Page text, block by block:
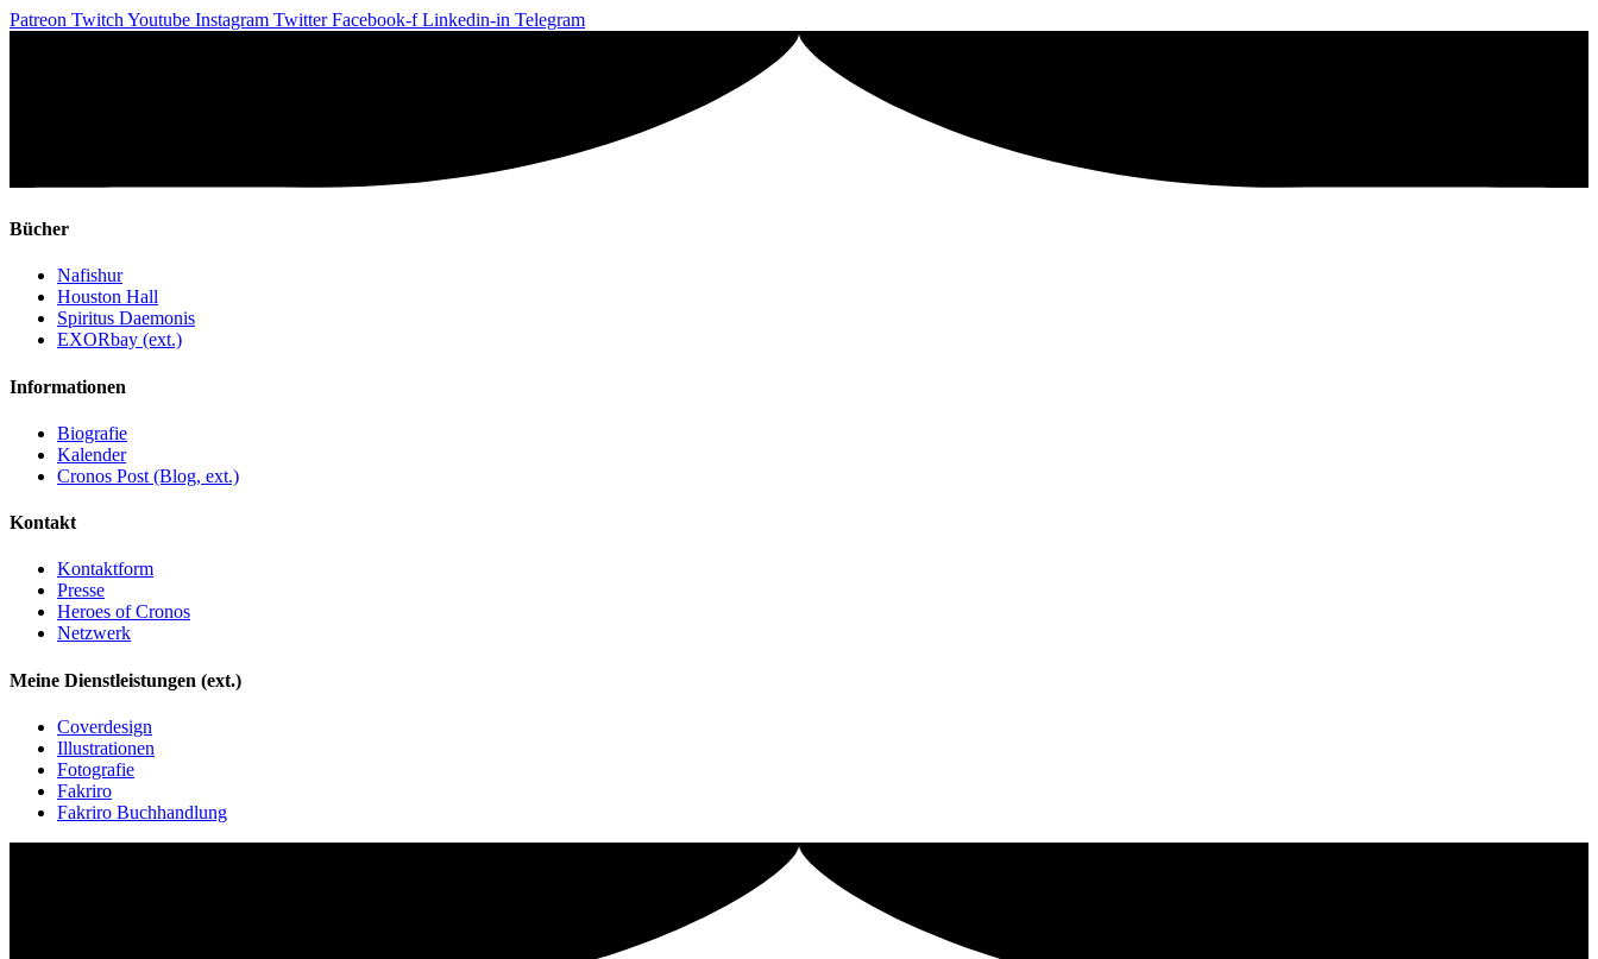
Patreon Twitch Youtube Instagram Twitter Facebook-f Linkedin-in Telegram
Bücher
Nafishur
Houston Hall
Spiritus Daemonis
EXORbay (ext.)
Informationen
Biografie
Kalender
Cronos Post (Blog, ext.)
Kontakt
Kontaktform
Presse
Heroes of Cronos
Netzwerk
Meine Dienstleistungen (ext.)
Coverdesign
Illustrationen
Fotografie
Fakriro
Fakriro Buchhandlung